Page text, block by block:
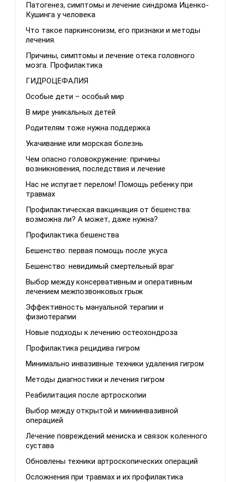
Патогенез, симптомы и лечение синдрома Иценко-
Кушинга у человека
Что такое паркинсонизм, его признаки и методы
лечения.
Причины, симптомы и лечение отека головного
мозга. Профилактика
ГИДРОЦЕФАЛИЯ
Особые дети – особый мир
В мире уникальных детей
Родителям тоже нужна поддержка
Укачивание или морская болезнь
Чем опасно головокружение: причины
возникновения, последствия и лечение
Нас не испугает перелом! Помощь ребенку при
травмах
Профилактическая вакцинация от бешенства:
возможна ли? А может, даже нужна?
Профилактика бешенства
Бешенство: первая помощь после укуса
Бешенство: невидимый смертельный враг
Выбор между консервативным и оперативным
лечением межпозвонковых грыж
Эффективность мануальной терапии и
физиотерапии
Новые подходы к лечению остеохондроза
Профилактика рецидива гигром
Минимально инвазивные техники удаления гигром
Методы диагностики и лечения гигром
Реабилитация после артроскопии
Выбор между открытой и миниинвазивной
операцией
Лечение повреждений мениска и связок коленного
сустава
Обновлены техники артроскопических операций
Осложнения при травмах и их профилактика